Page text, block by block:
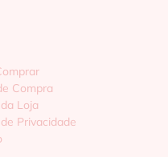
Compra
Loja
Privacidade